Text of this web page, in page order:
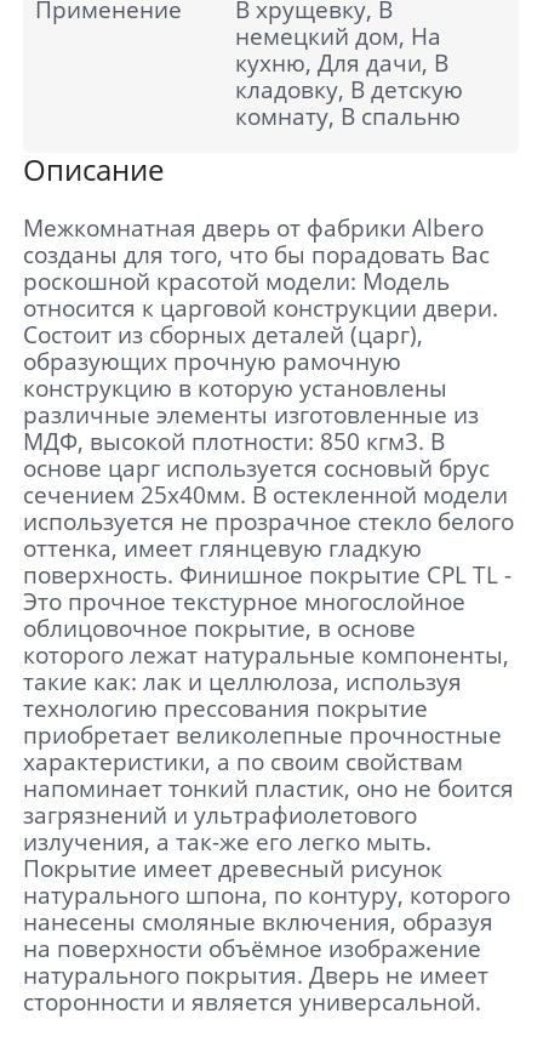
Применение
В хрущевку, В
немецкий дом, На
кухню, Для дачи, В
кладовку, В детскую
комнату, В спальню
Описание
Межкомнатная дверь от фабрики Albero
созданы для того, что бы порадовать Вас
роскошной красотой модели: Модель
относится к царговой конструкции двери.
Состоит из сборных деталей (царг),
образующих прочную рамочную
конструкцию в которую установлены
различные элементы изготовленные из
МДФ, высокой плотности: 850 кгм3. В
основе царг используется сосновый брус
сечением 25х40мм. В остекленной модели
используется не прозрачное стекло белого
оттенка, имеет глянцевую гладкую
поверхность. Финишное покрытие CPL TL -
Это прочное текстурное многослойное
облицовочное покрытие, в основе
которого лежат натуральные компоненты,
такие как: лак и целлюлоза, используя
технологию прессования покрытие
приобретает великолепные прочностные
характеристики, а по своим свойствам
напоминает тонкий пластик, оно не боится
загрязнений и ультрафиолетового
излучения, а так-же его легко мыть.
Покрытие имеет древесный рисунок
натурального шпона, по контуру, которого
нанесены смоляные включения, образуя
на поверхности объёмное изображение
натурального покрытия. Дверь не имеет
сторонности и является универсальной.